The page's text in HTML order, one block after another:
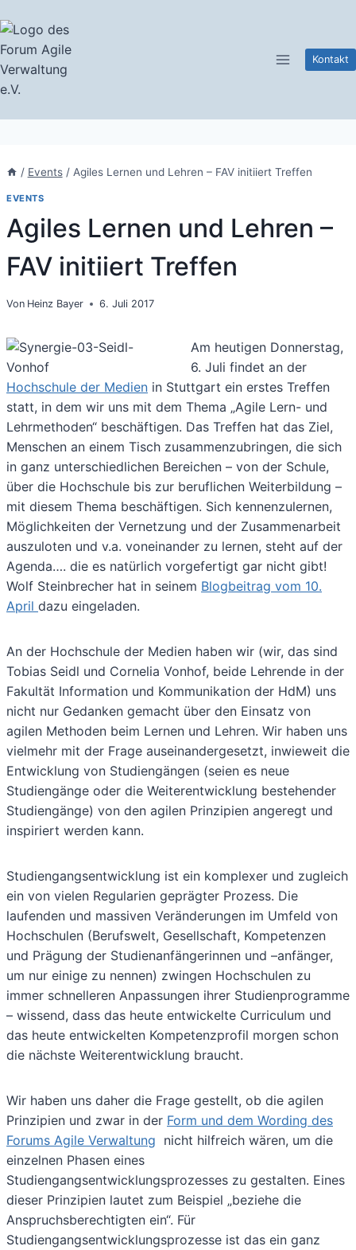
Inhalt
springen
Kontakt
/ Events / Agiles Lernen und Lehren – FAV initiiert Treffen
EVENTS
Agiles Lernen und Lehren –
FAV initiiert Treffen
Von Heinz Bayer 6. Juli 2017
Am heutigen Donnerstag,
6. Juli findet an der
Hochschule der Medien in Stuttgart ein erstes Treffen
statt, in dem wir uns mit dem Thema „Agile Lern- und
Lehrmethoden“ beschäftigen. Das Treffen hat das Ziel,
Menschen an einem Tisch zusammenzubringen, die sich
in ganz unterschiedlichen Bereichen – von der Schule,
über die Hochschule bis zur beruflichen Weiterbildung –
mit diesem Thema beschäftigen. Sich kennenzulernen,
Möglichkeiten der Vernetzung und der Zusammenarbeit
auszuloten und v.a. voneinander zu lernen, steht auf der
Agenda…. die es natürlich vorgefertigt gar nicht gibt!
Wolf Steinbrecher hat in seinem Blogbeitrag vom 10.
April dazu eingeladen.
An der Hochschule der Medien haben wir (wir, das sind
Tobias Seidl und Cornelia Vonhof, beide Lehrende in der
Fakultät Information und Kommunikation der HdM) uns
nicht nur Gedanken gemacht über den Einsatz von
agilen Methoden beim Lernen und Lehren. Wir haben uns
vielmehr mit der Frage auseinandergesetzt, inwieweit die
Entwicklung von Studiengängen (seien es neue
Studiengänge oder die Weiterentwicklung bestehender
Studiengänge) von den agilen Prinzipien angeregt und
inspiriert werden kann.
Studiengangsentwicklung ist ein komplexer und zugleich
ein von vielen Regularien geprägter Prozess. Die
laufenden und massiven Veränderungen im Umfeld von
Hochschulen (Berufswelt, Gesellschaft, Kompetenzen
und Prägung der Studienanfängerinnen und –anfänger,
um nur einige zu nennen) zwingen Hochschulen zu
immer schnelleren Anpassungen ihrer Studienprogramme
– wissend, dass das heute entwickelte Curriculum und
das heute entwickelten Kompetenzprofil morgen schon
die nächste Weiterentwicklung braucht.
Wir haben uns daher die Frage gestellt, ob die agilen
Prinzipien und zwar in der Form und dem Wording des
Forums Agile Verwaltung nicht hilfreich wären, um die
einzelnen Phasen eines
Studiengangsentwicklungsprozesses zu gestalten. Eines
dieser Prinzipien lautet zum Beispiel „beziehe die
Anspruchsberechtigten ein“. Für
Studiengangsentwicklungsprozesse ist das ein ganz